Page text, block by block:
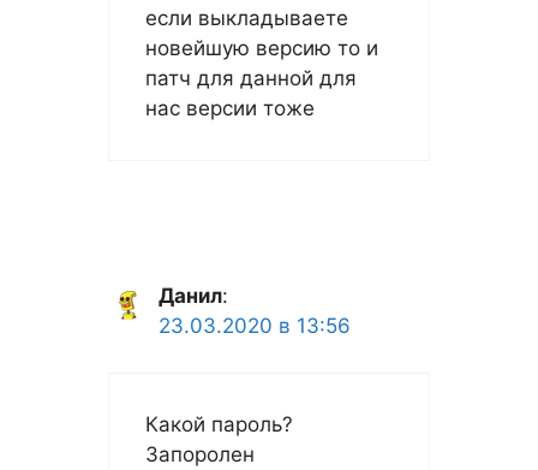
если выкладываете
новейшую версию то и
патч для данной для
нас версии тоже
Данил:
23.03.2020 в 13:56
Какой пароль?
Запоролен